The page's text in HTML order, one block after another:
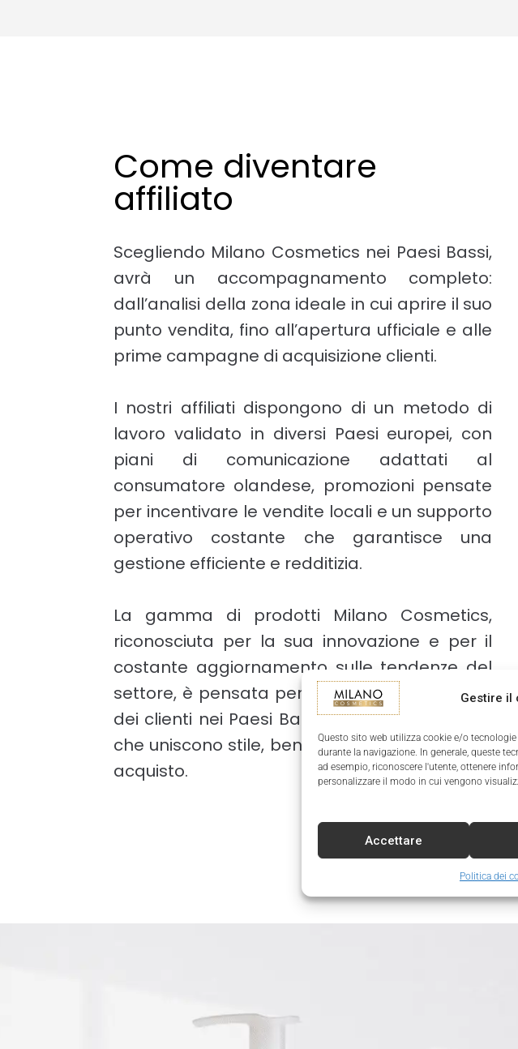
Gestire il
Questo sito web utilizza cookie e/o
durante la navigazione. In generale, queste
ad esempio, riconoscere l'utente, ottenere
personalizzare il modo in cui vengono
Accettare
Politica dei
Come diventare
affiliato
Scegliendo Milano Cosmetics nei Paesi Bassi,
avrà un accompagnamento completo:
dall’analisi della zona ideale in cui aprire il suo
punto vendita, fino all’apertura ufficiale e alle
prime campagne di acquisizione clienti.
I nostri affiliati dispongono di un metodo di
lavoro validato in diversi Paesi europei, con
piani di comunicazione adattati al
consumatore olandese, promozioni pensate
per incentivare le vendite locali e un supporto
operativo costante che garantisce una
gestione efficiente e redditizia.
La gamma di prodotti Milano Cosmetics,
riconosciuta per la sua innovazione e per il
costante aggiornamento sulle tendenze del
settore, è pensata per soddisfare le richieste
dei clienti nei Paesi Bassi: soluzioni di bellezza
che uniscono stile, benessere e fiducia in ogni
acquisto.